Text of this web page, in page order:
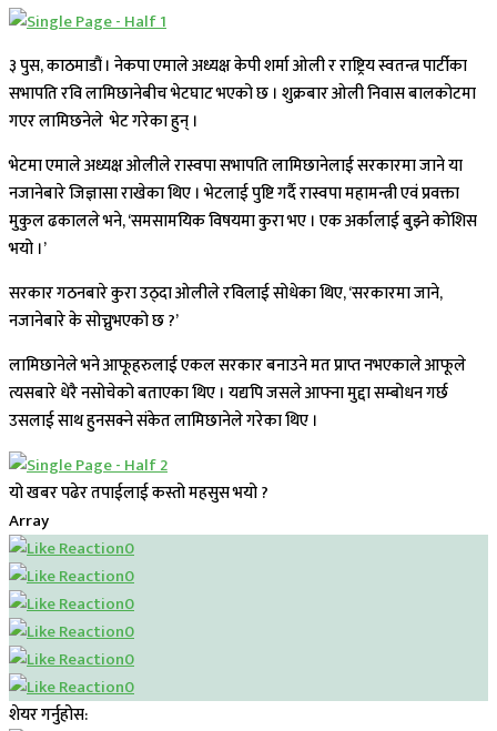
३ पुस, काठमाडौं । नेकपा एमाले अध्यक्ष केपी शर्मा ओली र राष्ट्रिय स्वतन्त्र पार्टीका
सभापति रवि लामिछानेबीच भेटघाट भएको छ । शुक्रबार ओली निवास बालकोटमा
गएर लामिछनेले भेट गरेका हुन् ।
भेटमा एमाले अध्यक्ष ओलीले रास्वपा सभापति लामिछानेलाई सरकारमा जाने या
नजानेबारे जिज्ञासा राखेका थिए । भेटलाई पुष्टि गर्दै रास्वपा महामन्त्री एवं प्रवक्ता
मुकुल ढकालले भने, ‘समसामयिक विषयमा कुरा भए । एक अर्कालाई बुझ्ने कोशिस
भयो ।’
सरकार गठनबारे कुरा उठ्दा ओलीले रविलाई सोधेका थिए, ‘सरकारमा जाने,
नजानेबारे के सोच्नुभएको छ ?’
लामिछानेले भने आफूहरुलाई एकल सरकार बनाउने मत प्राप्त नभएकाले आफूले
त्यसबारे धेरै नसोचेको बताएका थिए । यद्यपि जसले आफ्ना मुद्दा सम्बोधन गर्छ
उसलाई साथ हुनसक्ने संकेत लामिछानेले गरेका थिए ।
यो खबर पढेर तपाईलाई कस्तो महसुस भयो ?
Array
0
0
0
0
0
0
शेयर गर्नुहोस: